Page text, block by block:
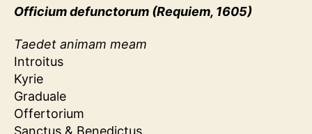
Officium defunctorum (Requiem, 1605)
Taedet animam meam
Introitus
Kyrie
Graduale
Offertorium